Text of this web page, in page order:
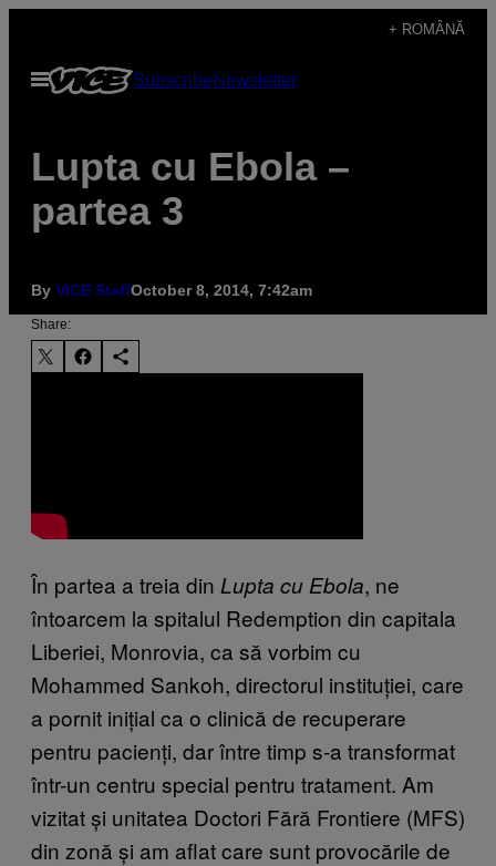
content
+ ROMÂNĂ
Open
Menu
SubscribeNewsletter
Lupta cu Ebola –
partea 3
By VICE StaffOctober 8, 2014, 7:42am
Share:
În partea a treia din Lupta cu Ebola, ne
întoarcem la spitalul Redemption din capitala
Liberiei, Monrovia, ca să vorbim cu
Mohammed Sankoh, directorul instituției, care
a pornit inițial ca o clinică de recuperare
pentru pacienți, dar între timp s-a transformat
într-un centru special pentru tratament. Am
vizitat și unitatea Doctori Fără Frontiere (MFS)
din zonă și am aflat care sunt provocările de